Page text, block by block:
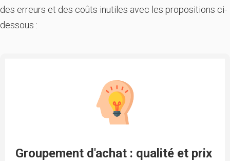
des erreurs et des coûts inutiles avec les propositions ci-
dessous :
Groupement d'achat : qualité et prix